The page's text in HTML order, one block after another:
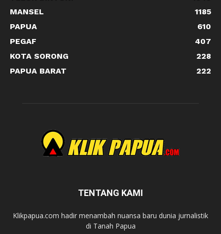
MANSEL
1185
PAPUA
610
PEGAF
407
KOTA SORONG
228
PAPUA BARAT
222
TENTANG KAMI
Klikpapua.com hadir menambah nuansa baru dunia jurnalistik
di Tanah Papua